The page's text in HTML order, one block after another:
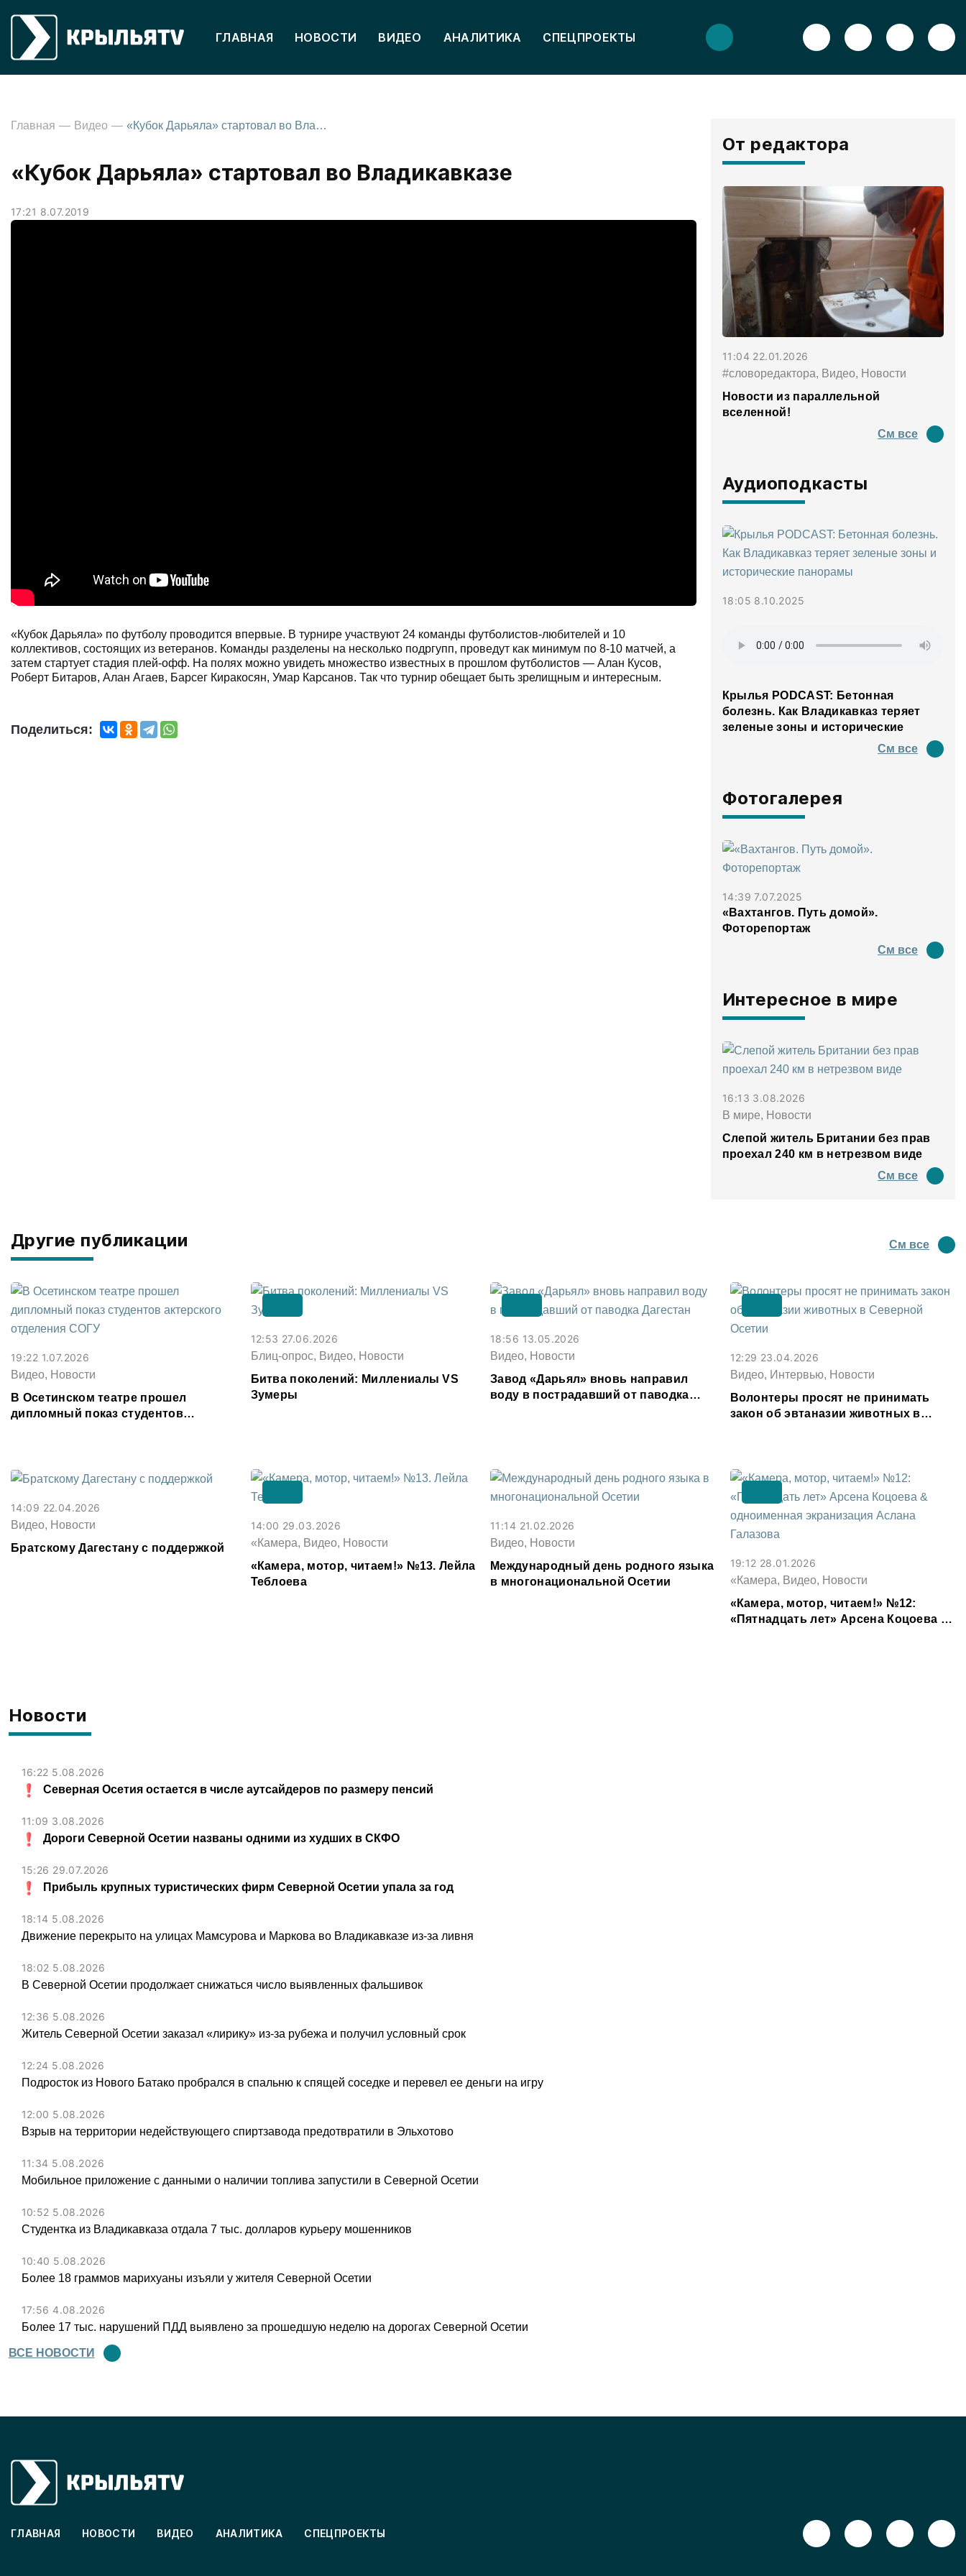
ГЛАВНАЯ НОВОСТИ ВИДЕО АНАЛИТИКА СПЕЦПРОЕКТЫ
Новости
16:22 5.08.2026
Северная Осетия остается в числе аутсайдеров по размеру пенсий
11:09 3.08.2026
Дороги Северной Осетии названы одними из худших в СКФО
15:26 29.07.2026
Прибыль крупных туристических фирм Северной Осетии упала за год
18:14 5.08.2026
Движение перекрыто на улицах Мамсурова и Маркова во Владикавказе из-за ливня
18:02 5.08.2026
В Северной Осетии продолжает снижаться число выявленных фальшивок
12:36 5.08.2026
Житель Северной Осетии заказал «лирику» из-за рубежа и получил условный срок
12:24 5.08.2026
Подросток из Нового Батако пробрался в спальню к спящей соседке и перевел ее деньги на игру
12:00 5.08.2026
Взрыв на территории недействующего спиртзавода предотвратили в Эльхотово
11:34 5.08.2026
Мобильное приложение с данными о наличии топлива запустили в Северной Осетии
10:52 5.08.2026
Студентка из Владикавказа отдала 7 тыс. долларов курьеру мошенников
10:40 5.08.2026
Более 18 граммов марихуаны изъяли у жителя Северной Осетии
17:56 4.08.2026
Более 17 тыс. нарушений ПДД выявлено за прошедшую неделю на дорогах Северной Осетии
ВСЕ НОВОСТИ
Главная Видео «Кубок Дарьяла» стартовал во Владикавказе
«Кубок Дарьяла» стартовал во Владикавказе
17:21 8.07.2019
«Кубок Дарьяла» по футболу проводится впервые. В турнире участвуют 24 команды футболистов-любителей и 10
коллективов, состоящих из ветеранов. Команды разделены на несколько подргупп, проведут как минимум по 8-10 матчей, а
затем стартует стадия плей-офф. На полях можно увидеть множество известных в прошлом футболистов — Алан Кусов,
Роберт Битаров, Алан Агаев, Барсег Киракосян, Умар Карсанов. Так что турнир обещает быть зрелищным и интересным.
Поделиться:
От редактора
11:04 22.01.2026
#словоредактора, Видео, Новости
Новости из параллельной
вселенной!
См все
Аудиоподкасты
18:05 8.10.2025
Крылья PODCAST: Бетонная
болезнь. Как Владикавказ теряет
зеленые зоны и исторические
См все
Фотогалерея
14:39 7.07.2025
«Вахтангов. Путь домой».
Фоторепортаж
См все
Интересное в мире
16:13 3.08.2026
В мире, Новости
Слепой житель Британии без прав
проехал 240 км в нетрезвом виде
См все
Другие публикации См все
19:22 1.07.2026
Видео, Новости
В Осетинском театре прошел
дипломный показ студентов
12:53 27.06.2026
Блиц-опрос, Видео, Новости
Битва поколений: Миллениалы VS
Зумеры
18:56 13.05.2026
Видео, Новости
Завод «Дарьял» вновь направил
воду в пострадавший от паводка
12:29 23.04.2026
Видео, Интервью, Новости
Волонтеры просят не принимать
закон об эвтаназии животных в
14:09 22.04.2026
Видео, Новости
Братскому Дагестану с поддержкой
14:00 29.03.2026
«Камера, Видео, Новости
«Камера, мотор, читаем!» №13. Лейла
Теблоева
11:14 21.02.2026
Видео, Новости
Международный день родного языка
в многонациональной Осетии
19:12 28.01.2026
«Камера, Видео, Новости
«Камера, мотор, читаем!» №12:
«Пятнадцать лет» Арсена Коцоева &
ГЛАВНАЯ НОВОСТИ ВИДЕО АНАЛИТИКА СПЕЦПРОЕКТЫ